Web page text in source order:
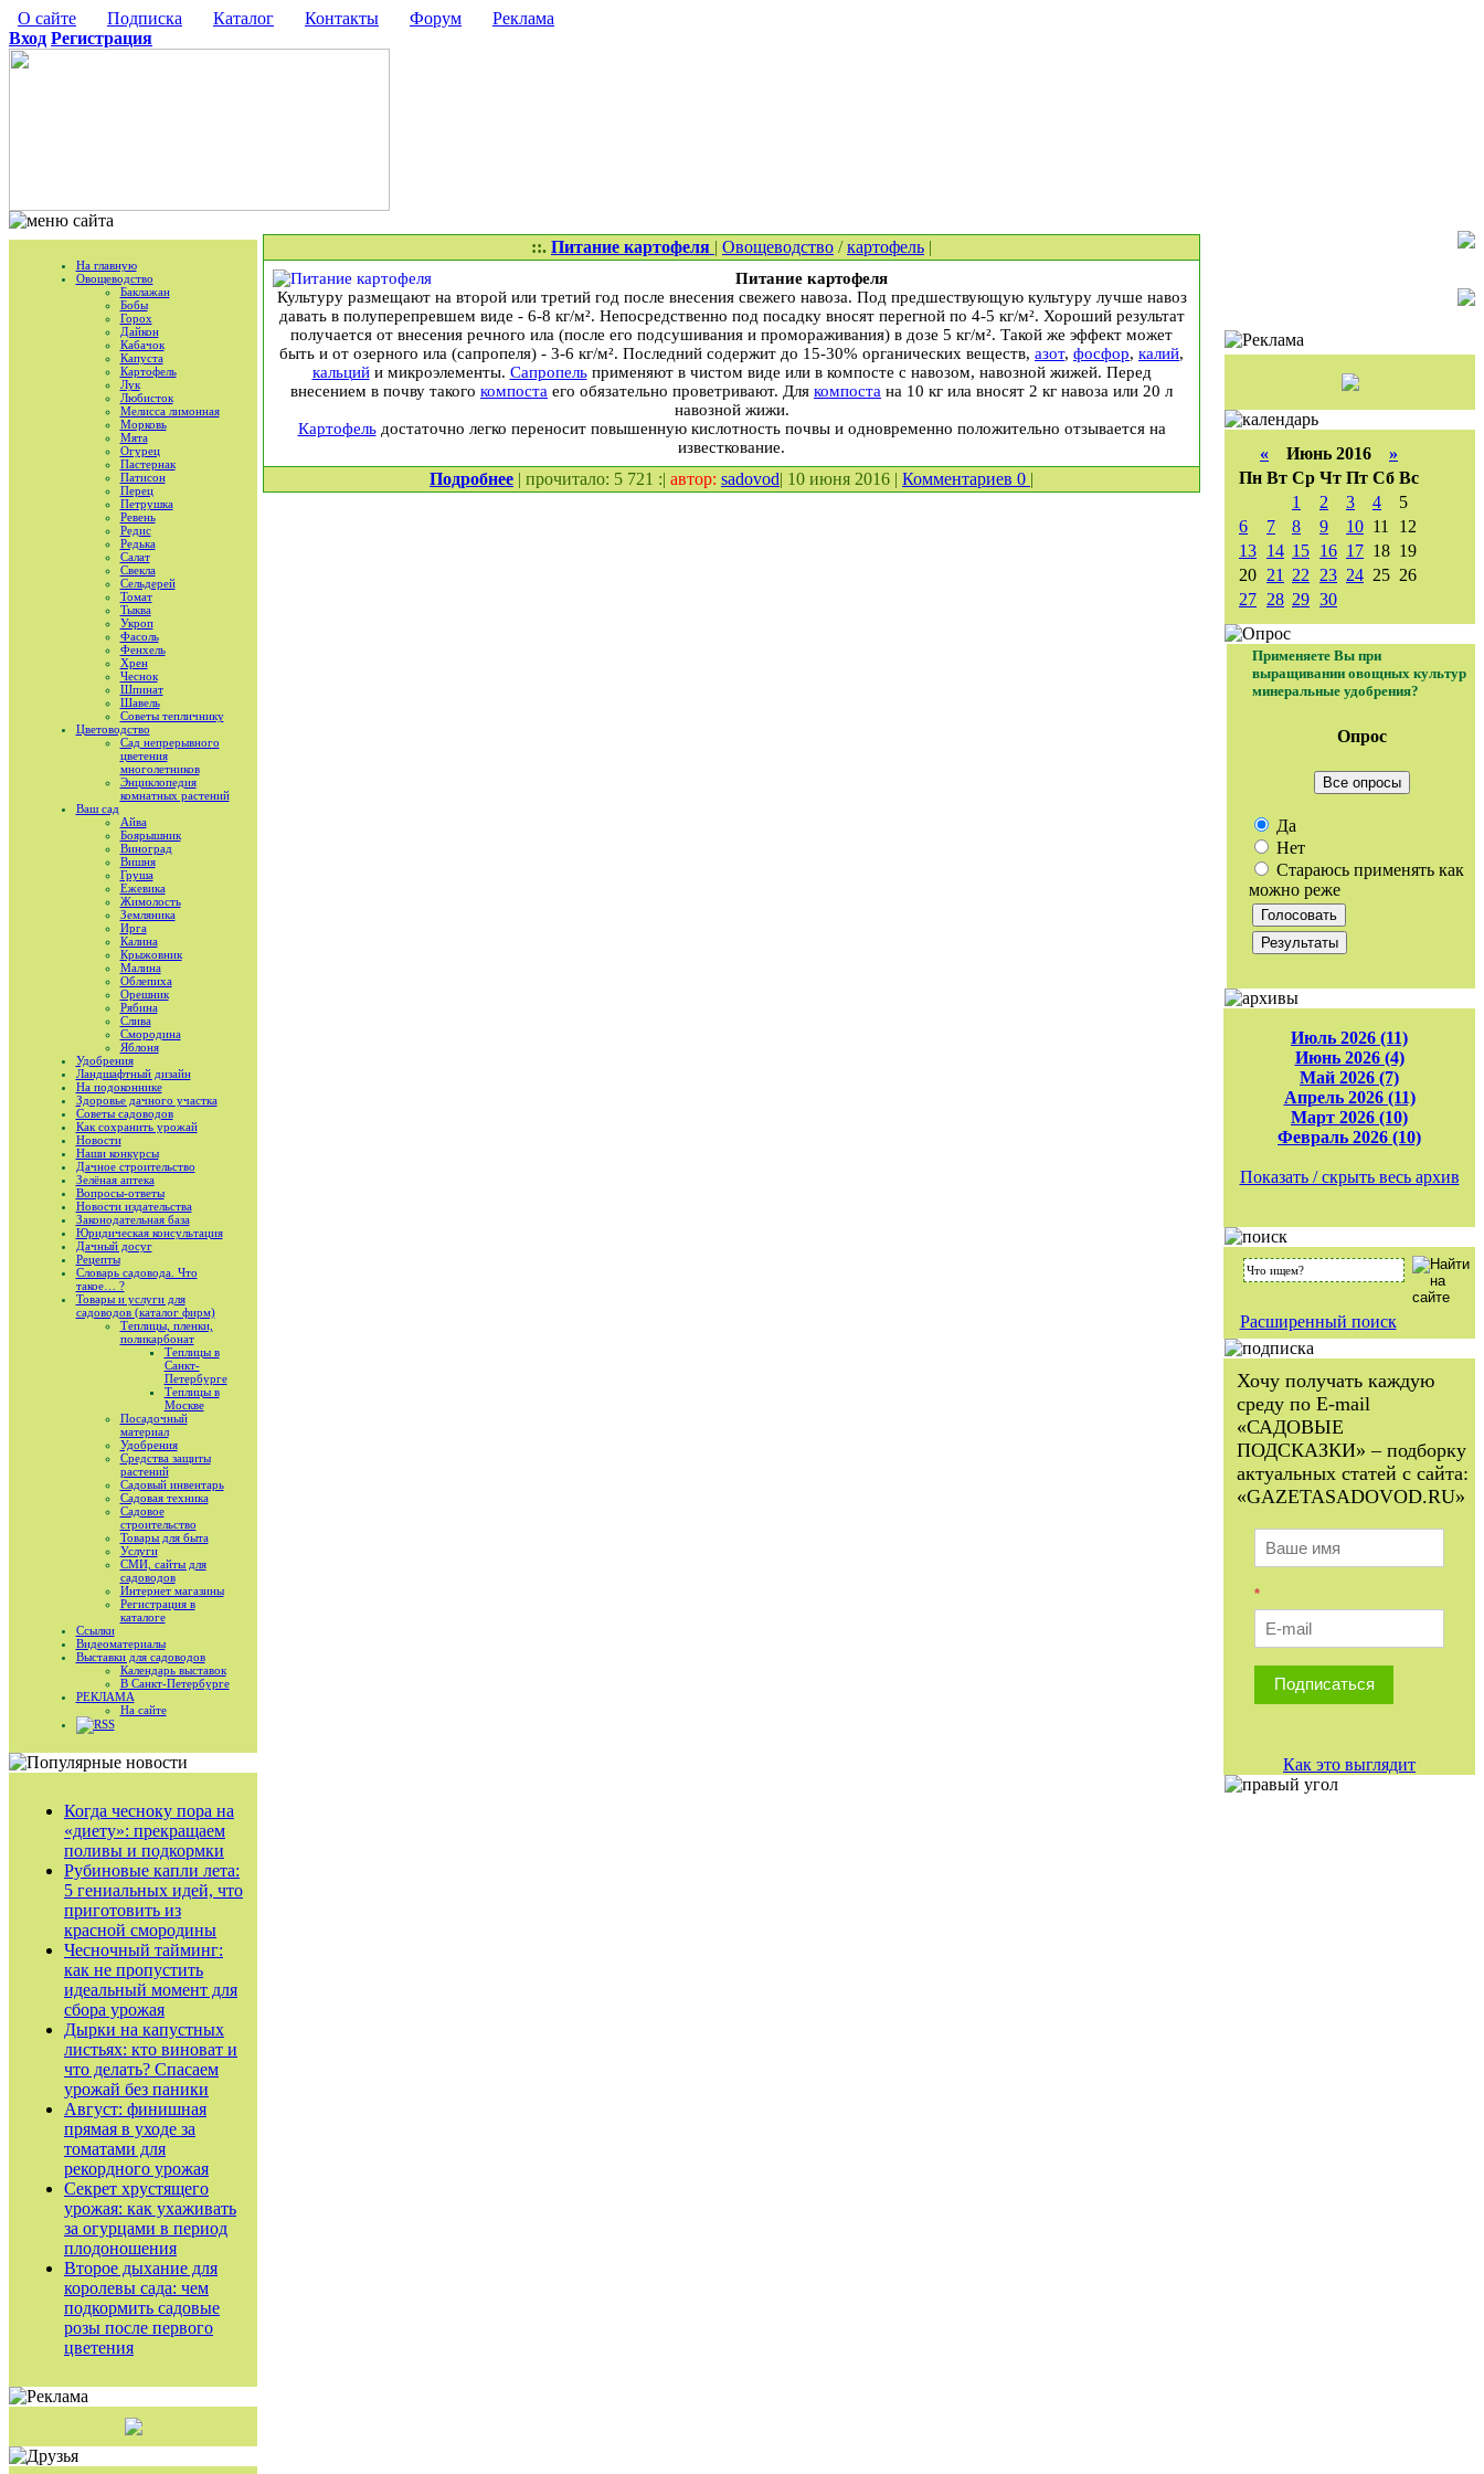
О сайте Подписка Каталог Контакты Форум
Реклама
Вход Регистрация
На главную
Овощеводство
Баклажан
Бобы
Горох
Дайкон
Кабачок
Капуста
Картофель
Лук
Любисток
Мелисса лимонная
Морковь
Мята
Огурец
Пастернак
Патисон
Перец
Петрушка
Ревень
Редис
Редька
Салат
Свекла
Сельдерей
Томат
Тыква
Укроп
Фасоль
Фенхель
Хрен
Чеснок
Шпинат
Шавель
Советы тепличнику
Цветоводство
Сад непрерывного
цветения
многолетников
Энциклопедия
комнатных растений
Ваш сад
Айва
Боярышник
Виноград
Вишня
Груша
Ежевика
Жимолость
Земляника
Ирга
Калина
Крыжовник
Малина
Облепиха
Орешник
Рябина
Слива
Смородина
Яблоня
Удобрения
Ландшафтный дизайн
На подоконнике
Здоровье дачного участка
Советы садоводов
Как сохранить урожай
Новости
Наши конкурсы
Дачное строительство
Зелёная аптека
Вопросы-ответы
Новости издательства
Законодательная база
Юридическая консультация
Дачный досуг
Рецепты
Словарь садовода. Что
такое… ?
Товары и услуги для
садоводов (каталог фирм)
Теплицы, пленки,
поликарбонат
Теплицы в
Санкт-
Петербурге
Теплицы в
Москве
Посадочный
материал
Удобрения
Средства защиты
растений
Садовый инвентарь
Садовая техника
Садовое
строительство
Товары для быта
Услуги
СМИ, сайты для
садоводов
Интернет магазины
Регистрация в
каталоге
Ссылки
Видеоматериалы
Выставки для садоводов
Календарь выставок
В Санкт-Петербурге
РЕКЛАМА
На сайте
RSS
Когда чесноку пора на
«диету»: прекращаем
поливы и подкормки
Рубиновые капли лета:
5 гениальных идей, что
приготовить из
красной смородины
Чесночный тайминг:
как не пропустить
идеальный момент для
сбора урожая
Дырки на капустных
листьях: кто виноват и
что делать? Спасаем
урожай без паники
Август: финишная
прямая в уходе за
томатами для
рекордного урожая
Секрет хрустящего
урожая: как ухаживать
за огурцами в период
плодоношения
Второе дыхание для
королевы сада: чем
подкормить садовые
розы после первого
цветения
::. Питание картофеля | Овощеводство /картофель |
Питание картофеля
Культуру размещают на второй или третий год после внесения свежего навоза. Под предшествующую культуру лучше навоз
давать в полуперепревшем виде - 6-8 кг/м². Непосредственно под посадку вносят перегной по 4-5 кг/м². Хороший результат
получается от внесения речного ила (после его подсушивания и промораживания) в дозе 5 кг/м². Такой же эффект может
быть и от озерного ила (сапропеля) - 3-6 кг/м². Последний содержит до 15-30% органических веществ, азот, фосфор, калий,
кальцийи микроэлементы. Сапропельприменяют в чистом виде или в компосте с навозом, навозной жижей. Перед
внесением в почву такого компоста его обязательно проветривают. Для компоста на 10 кг ила вносят 2 кг навоза или 20 л
навозной жижи.
Картофельдостаточно легко переносит повышенную кислотность почвы и одновременно положительно отзывается на
известкование.
Подробнее | прочитало: 5 721 :| автор: sadovod| 10 июня 2016 | Комментариев 0 |
« Июнь 2016 »
Пн Вт Ср Чт Пт Сб Вс
1
2 3 4
5
6
7 8 9 10 11
12
13 14 15 16 17 18 19
20 21 22 23 24 25 26
27 28 29 30
Применяете Вы при
выращивании овощных культур
минеральные удобрения?
Опрос
Все опросы
Да
Нет
Стараюсь применять как
можно реже
Июль 2026 (11)
Июнь 2026 (4)
Май 2026 (7)
Апрель 2026 (11)
Март 2026 (10)
Февраль 2026 (10)
Показать / скрыть весь архив
Расширенный поиск
Хочу получать каждую
среду по E-mail
«САДОВЫЕ
ПОДСКАЗКИ» – подборку
актуальных статей с сайта:
«GAZETASADOVOD.RU»
*
Подписаться
Как это выглядит